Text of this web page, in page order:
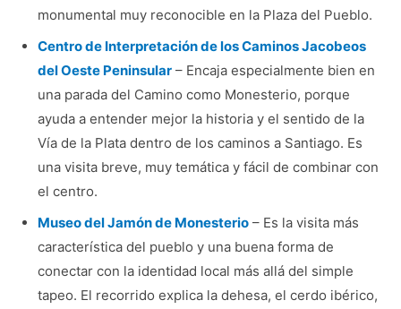
monumental muy reconocible en la Plaza del Pueblo.
Centro de Interpretación de los Caminos Jacobeos
del Oeste Peninsular– Encaja especialmente bien en
una parada del Camino como Monesterio, porque
ayuda a entender mejor la historia y el sentido de la
Vía de la Plata dentro de los caminos a Santiago. Es
una visita breve, muy temática y fácil de combinar con
el centro.
Museo del Jamón de Monesterio– Es la visita más
característica del pueblo y una buena forma de
conectar con la identidad local más allá del simple
tapeo. El recorrido explica la dehesa, el cerdo ibérico,